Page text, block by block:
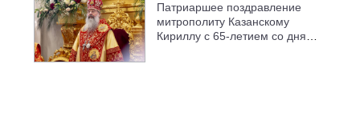
Патриаршее поздравление
митрополиту Казанскому
Кириллу с 65-летием со дня